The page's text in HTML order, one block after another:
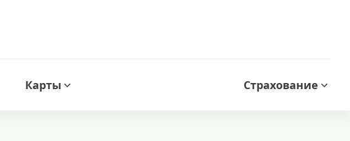
Карты Страхование